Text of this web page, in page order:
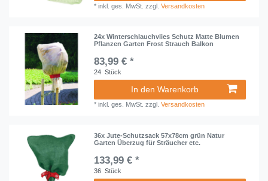
*inkl. ges. MwSt. zzgl.Versandkosten
24x Winterschlauchvlies Schutz Matte Blumen
Pflanzen Garten Frost Strauch Balkon
83,99 € *
24 Stück
In den Warenkorb
*inkl. ges. MwSt. zzgl.Versandkosten
36x Jute-Schutzsack 57x78cm grün Natur
Garten Überzug für Sträucher etc.
133,99 € *
36 Stück